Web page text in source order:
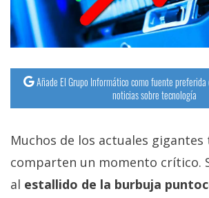
Añade El Grupo Informático como fuente preferida
noticias sobre tecnología
Muchos de los actuales
comparten un momento crítico.
al estallido de la burbuja